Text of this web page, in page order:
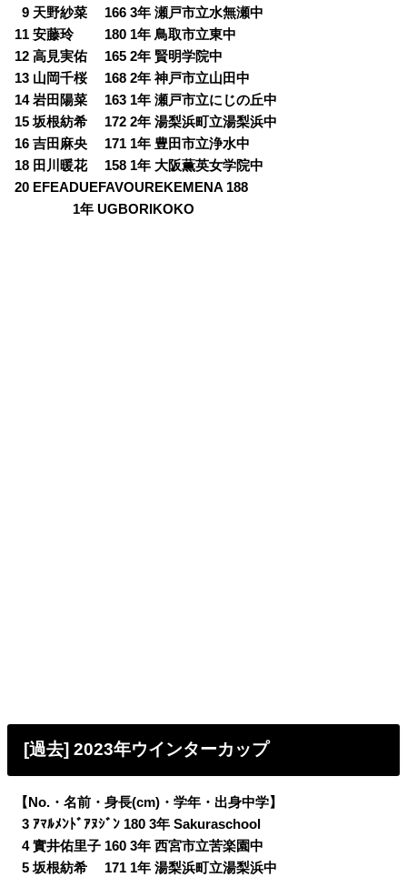
09 天野紗菜 166 3年 瀬戸市立水無瀬中
11 安藤玲 180 1年 鳥取市立東中
12 高見実佑 165 2年 賢明学院中
13 山岡千桜 168 2年 神戸市立山田中
14 岩田陽菜 163 1年 瀬戸市立にじの丘中
15 坂根紡希 172 2年 湯梨浜町立湯梨浜中
16 吉田麻央 171 1年 豊田市立浄水中
18 田川暖花 158 1年 大阪薫英女学院中
20 EFEADUEFAVOUREKEMENA 188
1年 UGBORIKOKO
[過去] 2023年ウインターカップ
【No.・名前・身長(cm)・学年・出身中学】
03 ｱﾏﾙﾒﾝﾄﾞｱﾇｼﾞﾝ 180 3年 Sakuraschool
04 實井佑里子 160 3年 西宮市立苦楽園中
05 坂根紡希 171 1年 湯梨浜町立湯梨浜中